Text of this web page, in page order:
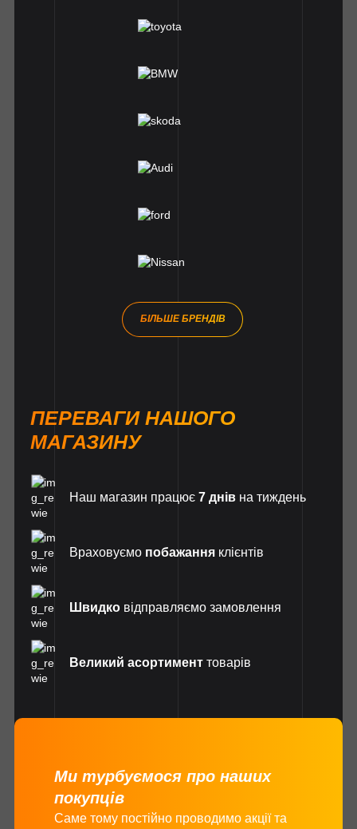
БІЛЬШЕ БРЕНДІВ
ПЕРЕВАГИ НАШОГО
МАГАЗИНУ
Наш магазин працює 7 днів на тиждень
Враховуємо побажання клієнтів
Швидко відправляємо замовлення
Великий асортимент товарів
Ми турбуємося про наших
покупців
Саме тому постійно проводимо акції та